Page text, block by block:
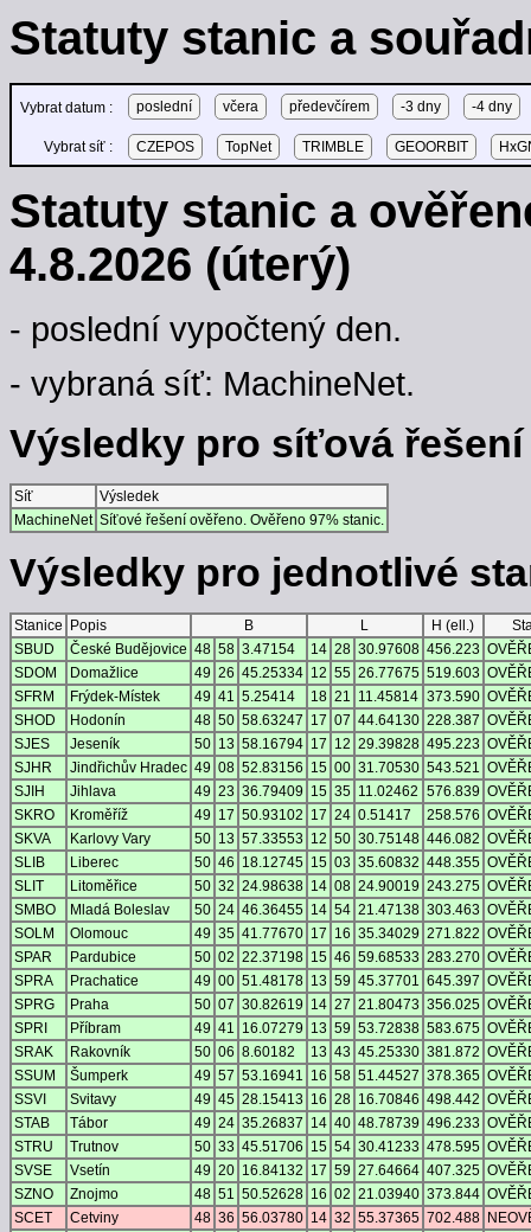
Statuty stanic a
Vybrat datum : poslední včera předevčírem -3 dny -4 dny
Vybrat síť : CZEPOS TopNet TRIMBLE GEOORBIT
Statuty stanic a
4.8.2026 (úterý)
- poslední vypočtený den.
- vybraná síť: MachineNet.
Výsledky pro síťová
Síť
Výsledek
MachineNet Síťové řešení ověřeno. Ověřeno 97% stanic.
Výsledky pro jednotlivé
Stanice Popis B L H (ell.)
SBUD
České Budějovice 48 58 3.47154 14 28 30.97608 456.223
SDOM
Domažlice 49 26 45.25334 12 55 26.77675 519.603
SFRM
Frýdek-Místek 49 41 5.25414 18 21 11.45814 373.590
SHOD
Hodonín 48 50 58.63247 17 07 44.64130 228.387
SJES
Jeseník 50 13 58.16794 17 12 29.39828 495.223
SJHR
Jindřichův Hradec 49 08 52.83156 15 00 31.70530 543.521
SJIH
Jihlava 49 23 36.79409 15 35 11.02462 576.839
SKRO
Kroměříž 49 17 50.93102 17 24 0.51417 258.576
SKVA
Karlovy Vary 50 13 57.33553 12 50 30.75148 446.082
SLIB
Liberec 50 46 18.12745 15 03 35.60832 448.355
SLIT
Litoměřice 50 32 24.98638 14 08 24.90019 243.275
SMBO
Mladá Boleslav 50 24 46.36455 14 54 21.47138 303.463
SOLM
Olomouc 49 35 41.77670 17 16 35.34029 271.822
SPAR
Pardubice 50 02 22.37198 15 46 59.68533 283.270
SPRA
Prachatice 49 00 51.48178 13 59 45.37701 645.397
SPRG
Praha 50 07 30.82619 14 27 21.80473 356.025
SPRI
Příbram 49 41 16.07279 13 59 53.72838 583.675
SRAK
Rakovník 50 06 8.60182 13 43 45.25330 381.872
SSUM
Šumperk 49 57 53.16941 16 58 51.44527 378.365
SSVI
Svitavy 49 45 28.15413 16 28 16.70846 498.442
STAB
Tábor 49 24 35.26837 14 40 48.78739 496.233
STRU
Trutnov 50 33 45.51706 15 54 30.41233 478.595
SVSE
Vsetín 49 20 16.84132 17 59 27.64664 407.325
SZNO
Znojmo 48 51 50.52628 16 02 21.03940 373.844
SCET
Cetviny 48 36 56.03780 14 32 55.37365 702.488